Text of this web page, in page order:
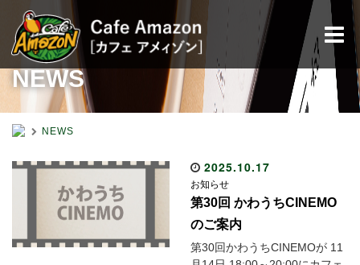
NEWS
NEWS
2025.10.17
お知らせ
第30回 かわうちCINEMO
のご案内
第30回かわうちCINEMOが 11